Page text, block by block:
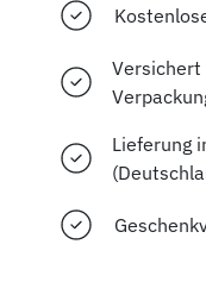
Lieferung